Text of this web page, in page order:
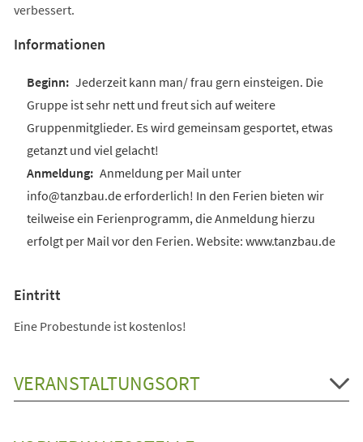
verbessert.
Informationen
Jederzeit kann man/ frau gern einsteigen. Die
Gruppe ist sehr nett und freut sich auf weitere
Gruppenmitglieder. Es wird gemeinsam gesportet, etwas
getanzt und viel gelacht!
Anmeldung per Mail unter
info@tanzbau.de erforderlich! In den Ferien bieten wir
teilweise ein Ferienprogramm, die Anmeldung hierzu
erfolgt per Mail vor den Ferien. Website: www.tanzbau.de
Eintritt
Eine Probestunde ist kostenlos!
VERANSTALTUNGSORT